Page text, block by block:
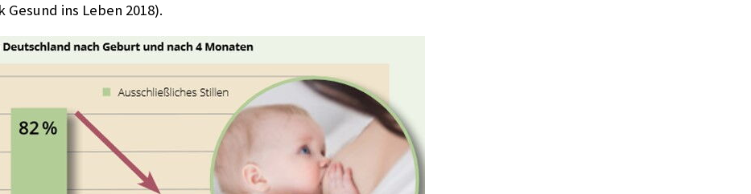
Gesund ins Leben 2018).